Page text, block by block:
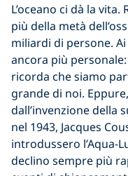
L’oceano ci dà la
più della metà
miliardi di persone.
ancora più
ricorda che siamo
grande di noi.
dall’invenzione della
nel 1943, Jacques
introdussero l’Aqua-
declino sempre più